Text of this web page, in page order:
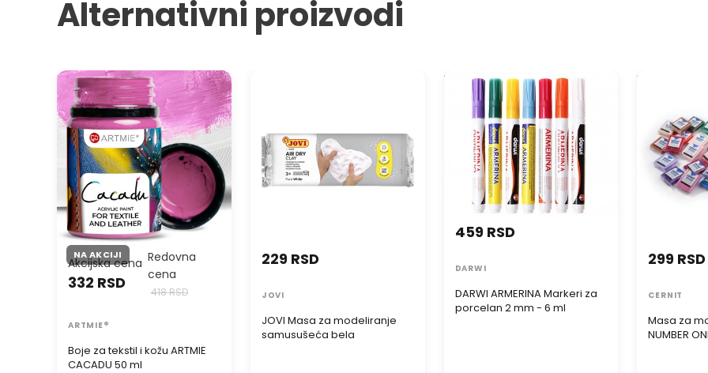
Alternativni proizvodi
Boje za tekstil i kožu ARTMIE
CACADU 50 ml
NA AKCIJI
Boje za tekstil i kožu ARTMIE
CACADU 50 ml
Akcijska cena
332 RSD
Redovna
cena
418 RSD
ARTMIE®
JOVI Masa za modeliranje
samusušeća bela
229 RSD
JOVI
DARWI ARMERINA Markeri za
porcelan 2 mm - 6 ml
DARWI ARMERINA Markeri za
porcelan 2 mm - 6 ml
459 RSD
DARWI
Masa za
Masa za
NUMBER
299 RSD
CERNIT